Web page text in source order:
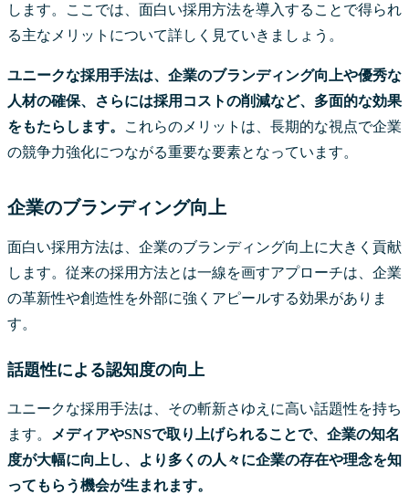
します。ここでは、面白い採用方法を導入することで得られ
る主なメリットについて詳しく見ていきましょう。
ユニークな採用手法は、企業のブランディング向上や優秀な
人材の確保、さらには採用コストの削減など、多面的な効果
をもたらします。
これらのメリットは、長期的な視点で企業
の競争力強化につながる重要な要素となっています。
企業のブランディング向上
面白い採用方法は、企業のブランディング向上に大きく貢献
します。従来の採用方法とは一線を画すアプローチは、企業
の革新性や創造性を外部に強くアピールする効果がありま
す。
話題性による認知度の向上
ユニークな採用手法は、その斬新さゆえに高い話題性を持ち
ます。
メディアやSNSで取り上げられることで、企業の知名
度が大幅に向上し、より多くの人々に企業の存在や理念を知
ってもらう機会が生まれます。